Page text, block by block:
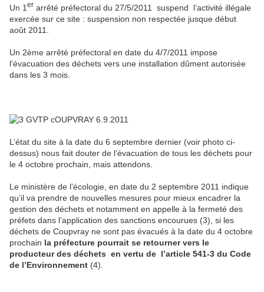
Un 1 er arrêté préfectoral du 27/5/2011 suspend
l’activité illégale
exercée sur ce site : suspension non respectée jusque début
août 2011.
Un 2ème arrêté préfectoral en date du 4/7/2011 impose
l’évacuation des déchets vers une installation dûment autorisée
dans les 3 mois.
L’état du site à la date du 6 septembre dernier (voir photo ci-
dessus) nous fait douter de l’évacuation de tous les déchets pour
le 4 octobre prochain, mais attendons.
Le ministère de l’écologie, en date du 2 septembre 2011 indique
qu’il va prendre de nouvelles mesures pour mieux encadrer la
gestion des déchets et notamment en appelle à la fermeté des
préfets dans l’application des sanctions encourues (3), si les
déchets de Coupvray ne sont pas évacués à la date du 4 octobre
prochain la préfecture pourrait se retourner vers le
producteur des déchets en vertu de l’article 541-3 du Code
de l’Environnement (4).